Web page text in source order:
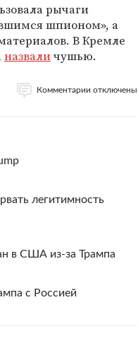
рычаги
шпионом», а
В Кремле
назваличушью.
Комментарии отключены
легитимность
в США из-за Трампа
с Россией